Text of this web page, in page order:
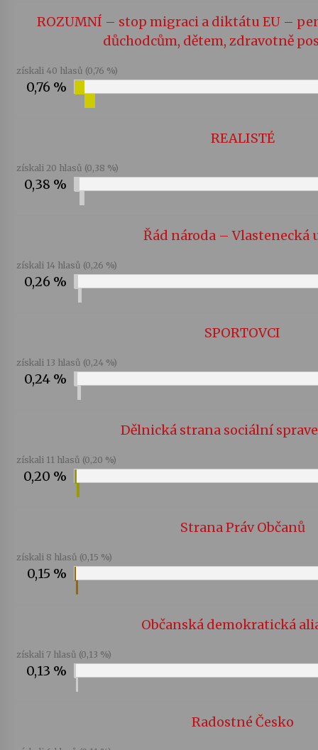
ROZUMNÍ – stop migraci a diktátu EU –
důchodcům, dětem, zdravotně
získali 40 hlasů (0,76 %)
0,76 %
REALISTÉ
získali 20 hlasů (0,38 %)
0,38 %
Řád národa – Vlastenecká
získali 14 hlasů (0,26 %)
0,26 %
SPORTOVCI
získali 13 hlasů (0,24 %)
0,24 %
Dělnická strana sociální
získali 11 hlasů (0,20 %)
0,20 %
Strana Práv Občanů
získali 8 hlasů (0,15 %)
0,15 %
Občanská demokratická
získali 7 hlasů (0,13 %)
0,13 %
Radostné Česko